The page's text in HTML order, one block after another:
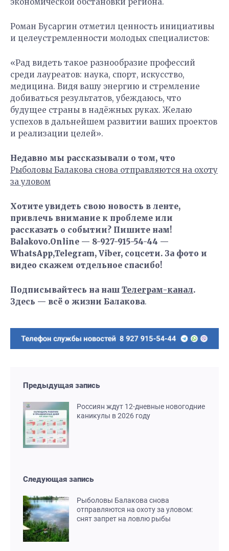
Роман Бусаргин отметил ценность инициативы
и целеустремленности молодых специалистов:
«Рад видеть такое разнообразие профессий
среди лауреатов: наука, спорт, искусство,
медицина. Видя вашу энергию и стремление
добиваться результатов, убеждаюсь, что
будущее страны в надёжных руках. Желаю
успехов в дальнейшем развитии ваших проектов
и реализации целей».
Недавно мы рассказывали о том, что
Рыболовы Балакова снова отправляются на охоту
за уловом
Хотите увидеть свою новость в ленте,
привлечь внимание к проблеме или
рассказать о событии? Пишите нам!
Balakovo.Online — 8-927-915-54-44 —
WhatsApp,Telegram, Viber, соцсети. За фото и
видео скажем отдельное спасибо!
Подписывайтесь на наш Телеграм-канал.
Здесь — всё о жизни Балакова.
Предыдущая запись
Россиян ждут 12-дневные новогодние
каникулы в 2026 году
Следующая запись
Рыболовы Балакова снова
отправляются на охоту за уловом:
снят запрет на ловлю рыбы